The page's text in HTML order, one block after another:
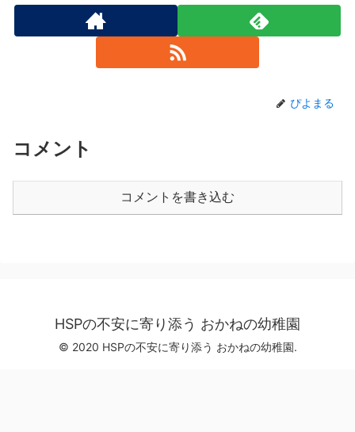
ぴよまる
コメント
コメントを書き込む
HSPの不安に寄り添う おかねの幼稚園
© 2020 HSPの不安に寄り添う おかねの幼稚園.